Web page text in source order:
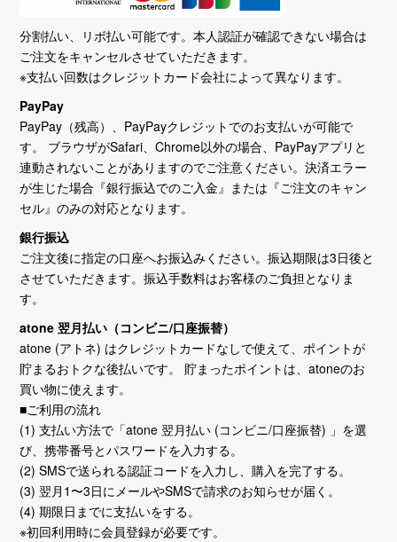
分割払い、リボ払い可能です。本人認証が確認できない場合は
ご注文をキャンセルさせていただきます。
※支払い回数はクレジットカード会社によって異なります。
PayPay
PayPay（残高）、PayPayクレジットでのお支払いが可能で
す。 ブラウザがSafari、Chrome以外の場合、PayPayアプリと
連動されないことがありますのでご注意ください。決済エラー
が生じた場合『銀行振込でのご入金』または『ご注文のキャン
セル』のみの対応となります。
銀行振込
ご注文後に指定の口座へお振込みください。振込期限は3日後と
させていただきます。振込手数料はお客様のご負担となりま
す。
atone 翌月払い（コンビニ/口座振替）
atone (アトネ) はクレジットカードなしで使えて、ポイントが
貯まるおトクな後払いです。 貯まったポイントは、atoneのお
買い物に使えます。
■ご利用の流れ
(1) 支払い方法で「atone 翌月払い (コンビニ/口座振替) 」を選
び、携帯番号とパスワードを入力する。
(2) SMSで送られる認証コードを入力し、購入を完了する。
(3) 翌月1〜3日にメールやSMSで請求のお知らせが届く。
(4) 期限日までに支払いをする。
※初回利用時に会員登録が必要です。